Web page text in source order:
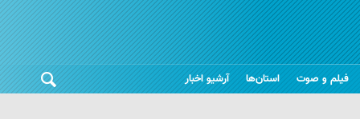
فیلم و صوت استان‌ها آرشیو اخبار